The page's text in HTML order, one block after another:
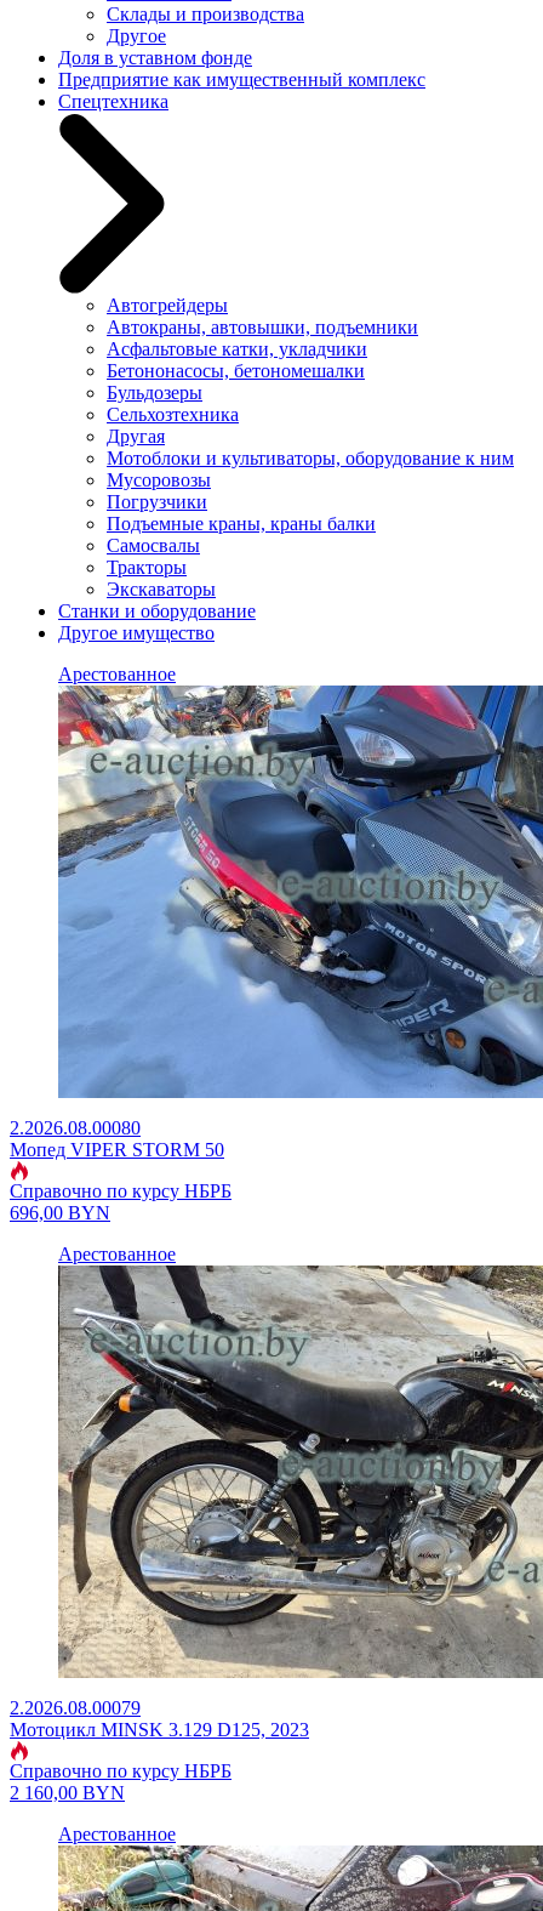
Склады и производства
Другое
Доля в уставном фонде
Предприятие как имущественный комплекс
Спецтехника
Автогрейдеры
Автокраны, автовышки, подъемники
Асфальтовые катки, укладчики
Бетононасосы, бетономешалки
Бульдозеры
Сельхозтехника
Другая
Мотоблоки и культиваторы, оборудование к ним
Мусоровозы
Погрузчики
Подъемные краны, краны балки
Самосвалы
Тракторы
Экскаваторы
Станки и оборудование
Другое имущество
Арестованное
2.2026.08.00080
Мопед VIPER STORM 50
Справочно по курсу НБРБ
696,00 BYN
Арестованное
2.2026.08.00079
Мотоцикл MINSK 3.129 D125, 2023
Справочно по курсу НБРБ
2 160,00 BYN
Арестованное